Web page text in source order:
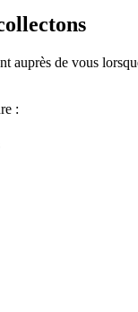
auprès de vous
: